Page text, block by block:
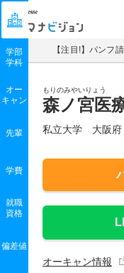
マナビジ
【注目!】パンフ
もりのみやいりょう
森ノ宮医
私立大学 大阪府
オーキャン情報
学部
学科
オー
キャン
先輩
学費
就職
資格
偏差値